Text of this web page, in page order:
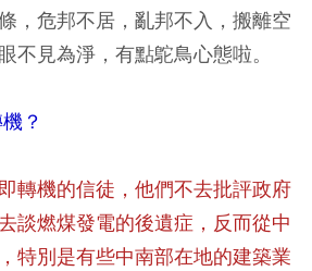
，危邦不居，亂邦不入，搬離空
不見為淨，有點鴕鳥心態啦。
？
轉機的信徒，他們不去批評政府
談燃煤發電的後遺症，反而從中
特別是有些中南部在地的建築業